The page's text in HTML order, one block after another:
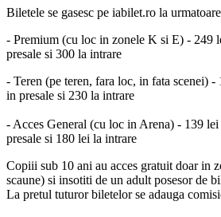
Biletele se gasesc pe iabilet.ro la
- Premium (cu loc in zonele K si E) - 249
presale si 300 la intrare
- Teren (pe teren, fara loc, in fata scenei)
in presale si 230 la intrare
- Acces General (cu loc in Arena) - 139
presale si 180 lei la intrare
Copiii sub 10 ani au acces gratuit doar in
scaune) si insotiti de un adult posesor de
La pretul tuturor biletelor se adauga